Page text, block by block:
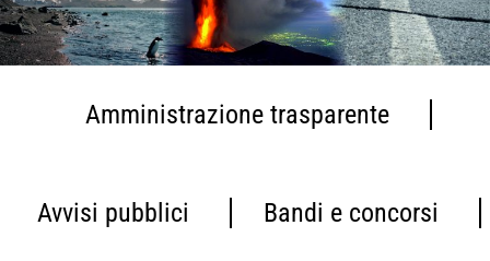
Amministrazione trasparente
Avvisi pubblici Bandi e concorsi